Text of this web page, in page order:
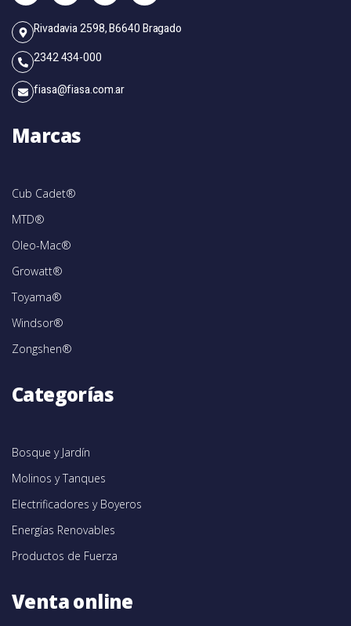
Rivadavia 2598, B6640 Bragado
2342 434-000
fiasa@fiasa.com.ar
Marcas
Cub Cadet®
MTD®
Oleo-Mac®
Growatt®
Toyama®
Windsor®
Zongshen®
Categorías
Bosque y Jardín
Molinos y Tanques
Electrificadores y Boyeros
Energías Renovables
Productos de Fuerza
Venta online